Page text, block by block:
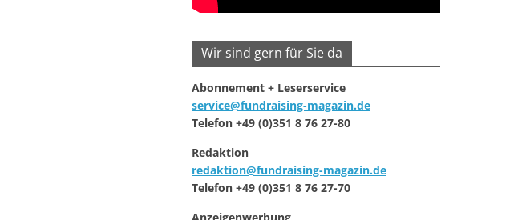
Wir sind gern für Sie da
Abonnement + Leserservice
service@fundraising-magazin.de
Telefon +49 (0)351 8 76 27-80
Redaktion
redaktion@fundraising-magazin.de
Telefon +49 (0)351 8 76 27-70
Anzeigenwerbung